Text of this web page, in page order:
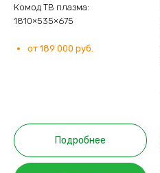
Комод ТВ плазма:
1810×535×675
от 189 000 руб.
Подробнее